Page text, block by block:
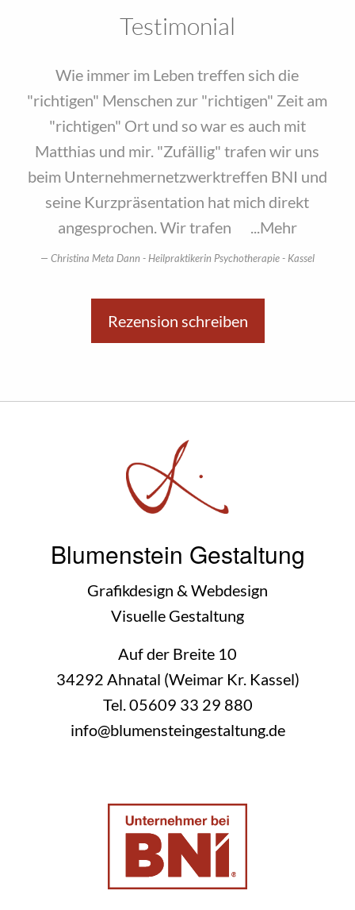
Testimonial
Wie immer im Leben treffen sich die
"richtigen" Menschen zur "richtigen" Zeit am
"richtigen" Ort und so war es auch mit
Matthias und mir. "Zufällig" trafen wir uns
beim Unternehmernetzwerktreffen BNI und
seine Kurzpräsentation hat mich direkt
angesprochen. Wir trafen
...Mehr
Christina Meta Dann - Heilpraktikerin Psychotherapie - Kassel
Rezension schreiben
Blumenstein Gestaltung
Grafikdesign & Webdesign
Visuelle Gestaltung
Auf der Breite 10
34292 Ahnatal (Weimar Kr. Kassel)
Tel.05609 33 29 880
info@blumensteingestaltung.de